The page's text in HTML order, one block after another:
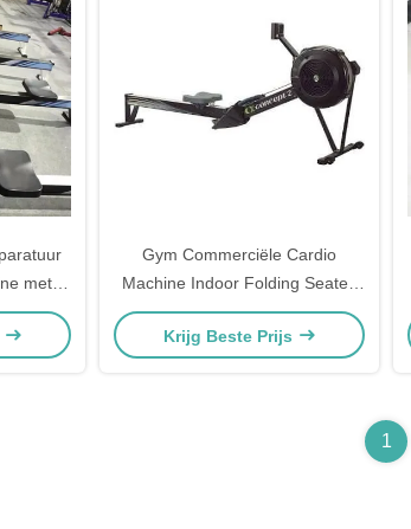
met 8
Gym Commerciële Cardio
Machine Indoor Folding Seated
Air Rowing Machine
Krijg Beste Prijs
1